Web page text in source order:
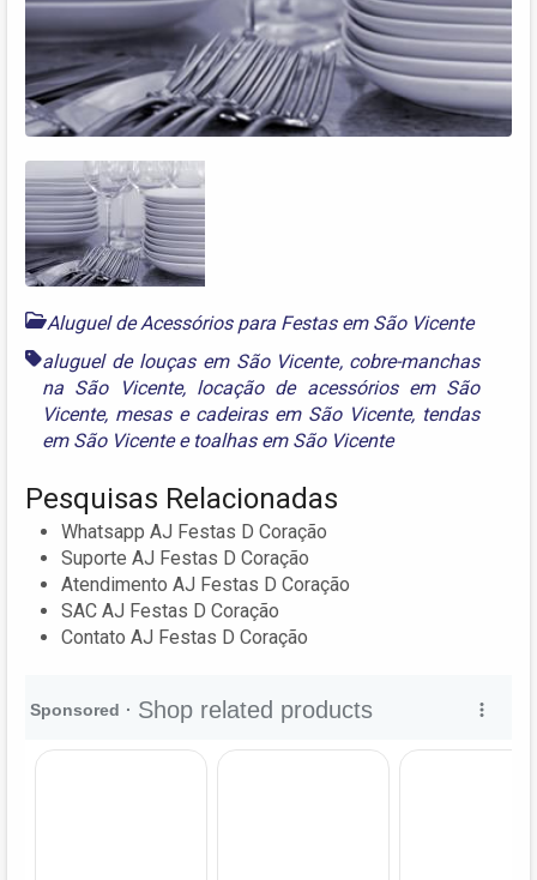
Aluguel de Acessórios para Festas em São Vicente
aluguel de louças em São Vicente, cobre-manchas
na São Vicente, locação de acessórios em São
Vicente, mesas e cadeiras em São Vicente, tendas
em São Vicentee toalhas em São Vicente
Pesquisas Relacionadas
Whatsapp AJ Festas D Coração
Suporte AJ Festas D Coração
Atendimento AJ Festas D Coração
SAC AJ Festas D Coração
Contato AJ Festas D Coração